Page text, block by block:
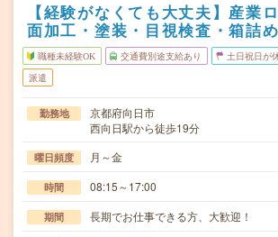
【経験がなくても大丈夫】産業
面加工・塗装・目視検査・箱詰め
職種未経験OK 交通費別途支給あり 土日祝日が
派遣
勤務地
京都府向日市
西向日駅から徒歩19分
曜日頻度 月～金
時間 08:15～17:00
期間 長期でお仕事できる方、大歓迎！